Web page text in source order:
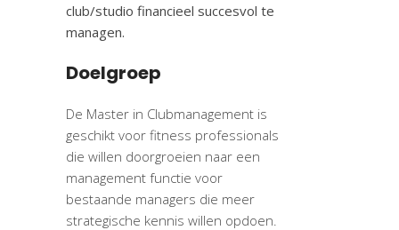
club/studio financieel succesvol te
managen.
Doelgroep
De Master in Clubmanagement is
geschikt voor fitness professionals
die willen doorgroeien naar een
management functie voor
bestaande managers die meer
strategische kennis willen opdoen.